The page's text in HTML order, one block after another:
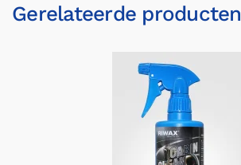
Gerelateerde producten